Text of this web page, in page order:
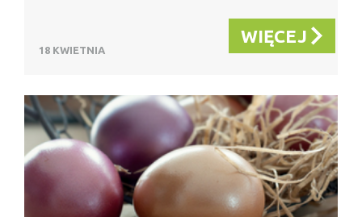
18 KWIETNIA
WIĘCEJ